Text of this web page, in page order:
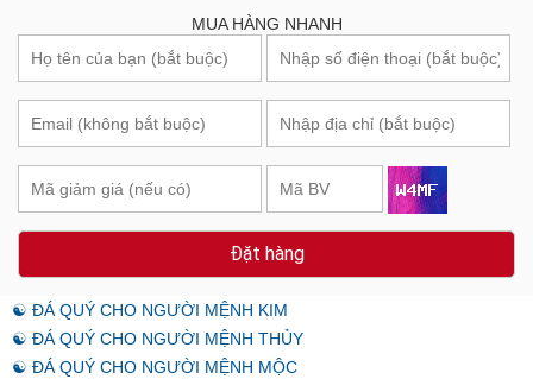
MUA HÀNG NHANH
Đặt hàng
☯ ĐÁ QUÝ CHO NGƯỜI MỆNH KIM
☯ ĐÁ QUÝ CHO NGƯỜI MỆNH THỦY
☯ ĐÁ QUÝ CHO NGƯỜI MỆNH MỘC